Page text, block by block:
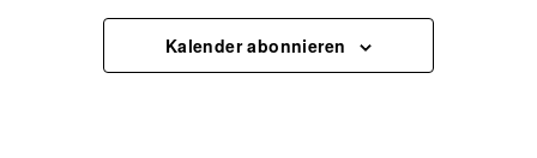
Kalender abonnieren